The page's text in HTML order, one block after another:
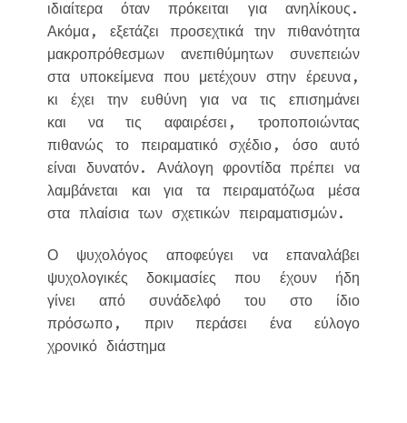
ιδιαίτερα όταν πρόκειται για ανηλίκους.
Ακόμα, εξετάζει προσεχτικά την πιθανότητα
μακροπρόθεσμων ανεπιθύμητων συνεπειών
στα υποκείμενα που μετέχουν στην έρευνα,
κι έχει την ευθύνη για να τις επισημάνει
και να τις αφαιρέσει, τροποποιώντας
πιθανώς το πειραματικό σχέδιο, όσο αυτό
είναι δυνατόν. Ανάλογη φροντίδα πρέπει να
λαμβάνεται και για τα πειραματόζωα μέσα
στα πλαίσια των σχετικών πειραματισμών.
Ο ψυχολόγος αποφεύγει να επαναλάβει
ψυχολογικές δοκιμασίες που έχουν ήδη
γίνει από συνάδελφό του στο ίδιο
πρόσωπο, πριν περάσει ένα εύλογο
χρονικό διάστημα